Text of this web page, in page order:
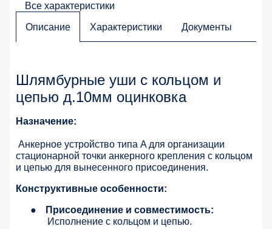
Все характеристики
Описание Характеристики Документы
Шлямбурные уши с кольцом и
цепью д.10мм оцинковка
Назначение:
Анкерное устройство типа A для организации
стационарной точки анкерного крепления с кольцом
и цепью для вынесенного присоединения.
Конструктивные особенности:
●
Присоединение и совместимость:
Исполнение с кольцом и цепью.